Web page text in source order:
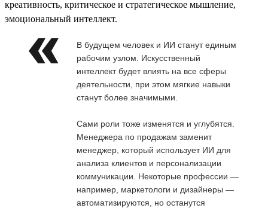
креативность, критическое и стратегическое мышление,
эмоциональный интеллект.
В будущем человек и ИИ станут единым
рабочим узлом. Искусственный
интеллект будет влиять на все сферы
деятельности, при этом мягкие навыки
станут более значимыми.
Сами роли тоже изменятся и углубятся.
Менеджера по продажам заменит
менеджер, который использует ИИ для
анализа клиентов и персонализации
коммуникации. Некоторые профессии —
например, маркетологи и дизайнеры —
автоматизируются, но останутся